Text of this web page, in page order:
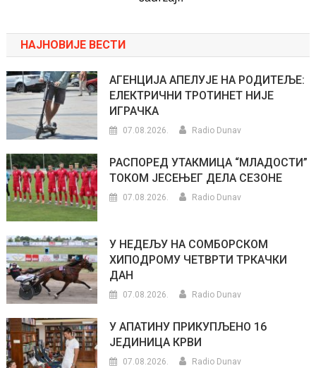
НАЈНОВИЈЕ ВЕСТИ
АГЕНЦИЈА АПЕЛУЈЕ НА РОДИТЕЉЕ:
ЕЛЕКТРИЧНИ ТРОТИНЕТ НИЈЕ
ИГРАЧКА
07.08.2026. Radio Dunav
РАСПОРЕД УТАКМИЦА “МЛАДОСТИ”
ТОКОМ ЈЕСЕЊЕГ ДЕЛА СЕЗОНЕ
07.08.2026. Radio Dunav
У НЕДЕЉУ НА СОМБОРСКОМ
ХИПОДРОМУ ЧЕТВРТИ ТРКАЧКИ
ДАН
07.08.2026. Radio Dunav
У АПАТИНУ ПРИКУПЉЕНО 16
ЈЕДИНИЦА КРВИ
07.08.2026. Radio Dunav